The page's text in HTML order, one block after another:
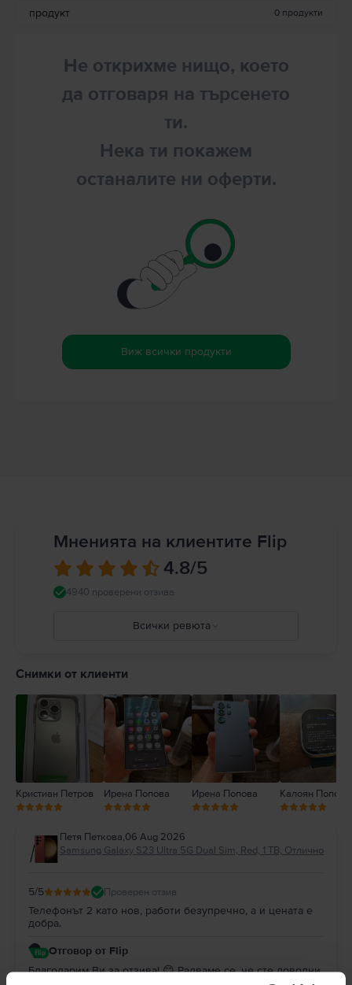
продукт 0 продукти
Не открихме нищо, което
да отговаря на търсенето
ти.
Нека ти покажем
останалите ни оферти.
Виж всички продукти
Мненията на клиентите Flip
4.8/5
4940 проверени отзива
Всички ревюта
Снимки от клиенти
Кристиан Петров Ирена Попова Ирена Попова Калоян Попов
Петя Петкова,06 Aug 2026
Samsung Galaxy S23 Ultra 5G Dual Sim, Red, 1 TB, Отлично
5/5 Проверен отзив
Телефонът 2 като нов, работи безупречно, а и цената е
добра.
Отговор от Flip
Благодарим Ви за отзива! 😊 Радваме се, че сте доволни